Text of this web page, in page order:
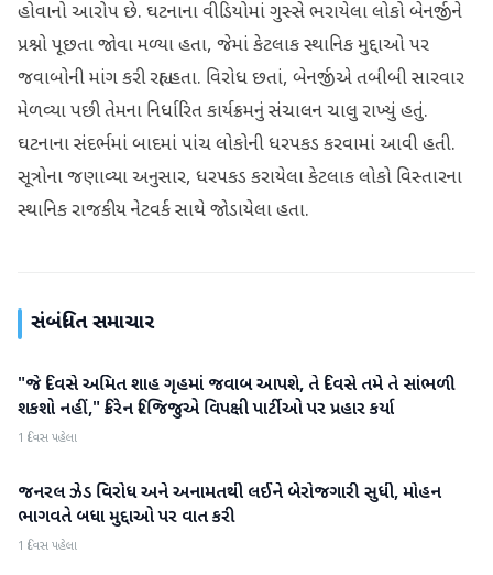
હોવાનો આરોપ છે. ઘટનાના વીડિયોમાં ગુસ્સે ભરાયેલા લોકો બેનર્જીને
પ્રશ્નો પૂછતા જોવા મળ્યા હતા, જેમાં કેટલાક સ્થાનિક મુદ્દાઓ પર
જવાબોની માંગ કરી રહ્યા હતા. વિરોધ છતાં, બેનર્જીએ તબીબી સારવાર
મેળવ્યા પછી તેમના નિર્ધારિત કાર્યક્રમનું સંચાલન ચાલુ રાખ્યું હતું.
ઘટનાના સંદર્ભમાં બાદમાં પાંચ લોકોની ધરપકડ કરવામાં આવી હતી.
સૂત્રોના જણાવ્યા અનુસાર, ધરપકડ કરાયેલા કેટલાક લોકો વિસ્તારના
સ્થાનિક રાજકીય નેટવર્ક સાથે જોડાયેલા હતા.
સંબંધિત સમાચાર
રાજકારણ
"જે દિવસે અમિત શાહ ગૃહમાં જવાબ આપશે, તે દિવસે તમે તે સાંભળી
શકશો નહીં," કિરેન રિજિજુએ વિપક્ષી પાર્ટીઓ પર પ્રહાર કર્યા
1 દિવસ પહેલા
રાજકારણ
જનરલ ઝેડ વિરોધ અને અનામતથી લઈને બેરોજગારી સુધી, મોહન
ભાગવતે બધા મુદ્દાઓ પર વાત કરી
1 દિવસ પહેલા